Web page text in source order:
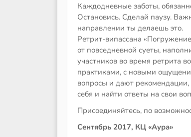
Каждодневные заботы,
Остановись. Сделай паузу.
направлении ты делаешь это.
Ретрит-випассана
от повседневной суеты,
участников во время ретрита
практиками, с новыми
вопросы и дают рекомендации,
себя и найти ответы на свои
Присоединяйтесь, по
Сентябрь 2017, КЦ «Аура»